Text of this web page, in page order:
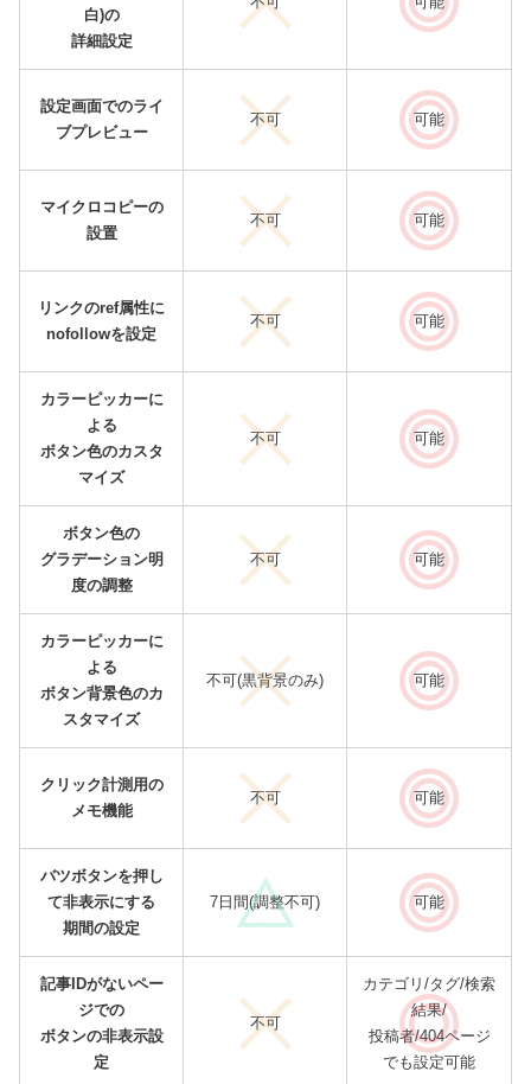
白)の
詳細設定
設定画面でのライ
ブプレビュー
不可 可能
マイクロコピーの
設置
不可 可能
リンクのref属性に
nofollowを設定
不可 可能
カラーピッカーに
よる
ボタン色のカスタ
マイズ
不可 可能
ボタン色の
グラデーション明
度の調整
不可 可能
カラーピッカーに
よる
ボタン背景色のカ
スタマイズ
不可(黒背景のみ) 可能
クリック計測用の
メモ機能
不可 可能
バツボタンを押し
て非表示にする
期間の設定
7日間(調整不可) 可能
記事IDがないペー
ジでの
ボタンの非表示設
定
不可
カテゴリ/タグ/検索
結果/
投稿者/404ページ
でも設定可能